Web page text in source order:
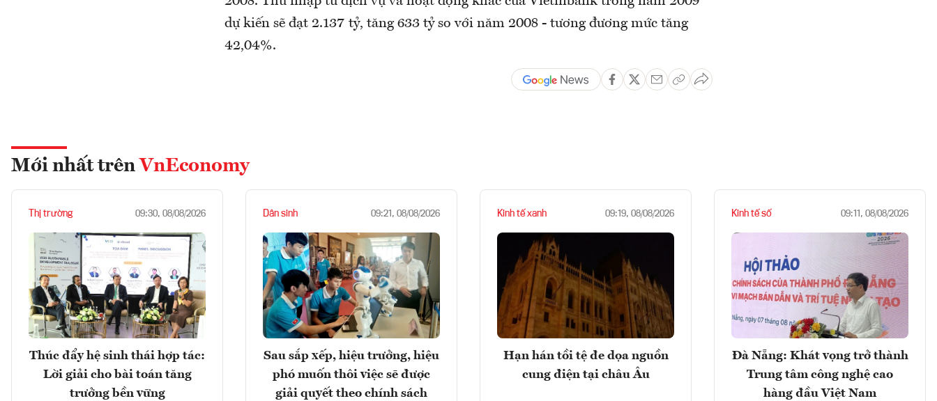
dự kiến sẽ đạt 2.137 tỷ, tăng 633 tỷ so với năm 2008 - tương đương mức tăng
42,04%.
Mới nhất trên VnEconomy
Thị trường 09:30, 08/08/2026
Thúc đẩy hệ sinh thái hợp tác:
Lời giải cho bài toán tăng
trưởng bền vững
Dân sinh 09:21, 08/08/2026
Sau sắp xếp, hiệu trưởng, hiệu
phó muốn thôi việc sẽ được
giải quyết theo chính sách
Kinh tế xanh 09:19, 08/08/2026
Hạn hán tồi tệ đe dọa nguồn
cung điện tại châu Âu
Kinh tế số 09:11, 08/08/2026
Đà Nẵng: Khát vọng trở thành
Trung tâm công nghệ cao
hàng đầu Việt Nam